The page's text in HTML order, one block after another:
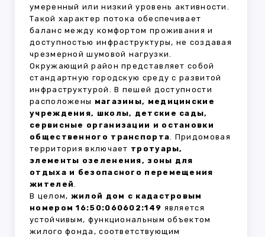
умеренный или низкий уровень активности.
Такой характер потока обеспечивает
баланс между комфортом проживания и
доступностью инфраструктуры, не создавая
чрезмерной шумовой нагрузки.
Окружающий район представляет собой
стандартную городскую среду с развитой
инфраструктурой. В пешей доступности
расположены магазины, медицинские
учреждения, школы, детские сады,
сервисные организации и остановки
общественного транспорта. Придомовая
территория включает тротуары,
элементы озеленения, зоны для
отдыха и безопасного перемещения
жителей.
В целом, жилой дом с кадастровым
номером 16:50:060602:149 является
устойчивым, функциональным объектом
жилого фонда, соответствующим